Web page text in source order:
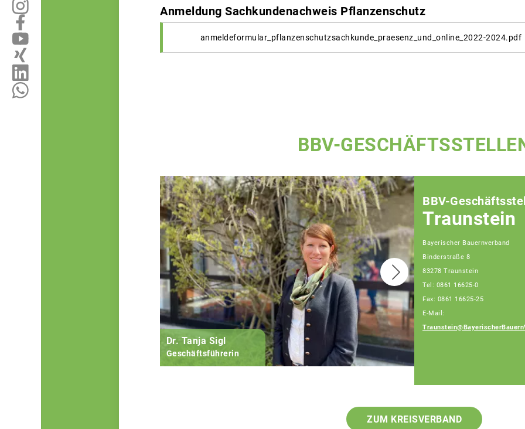
Anmeldung Sachkundenachweis Pflanzenschutz
anmeldeformular_pflanzenschutzsachkunde_praesenz_und_online_2022-2024.pdf
BBV-
Dr. Tanja Sigl
Geschäftsführerin
BBV-
Traunstein
Bayerischer Bauernverband
Binderstraße 8
83278 Traunstein
Tel: 0861 16625-0
Fax: 0861 16625-25
E-Mail:
ZUM KREISVERBAND